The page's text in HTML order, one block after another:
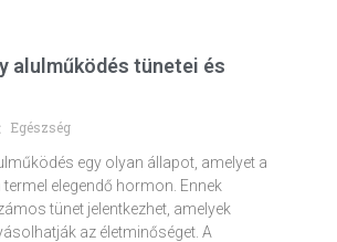
alulműködés tünetei és
Egészség
egy olyan állapot, amelyet a
elegendő hormon. Ennek
tünet jelentkezhet, amelyek
az életminőséget. A